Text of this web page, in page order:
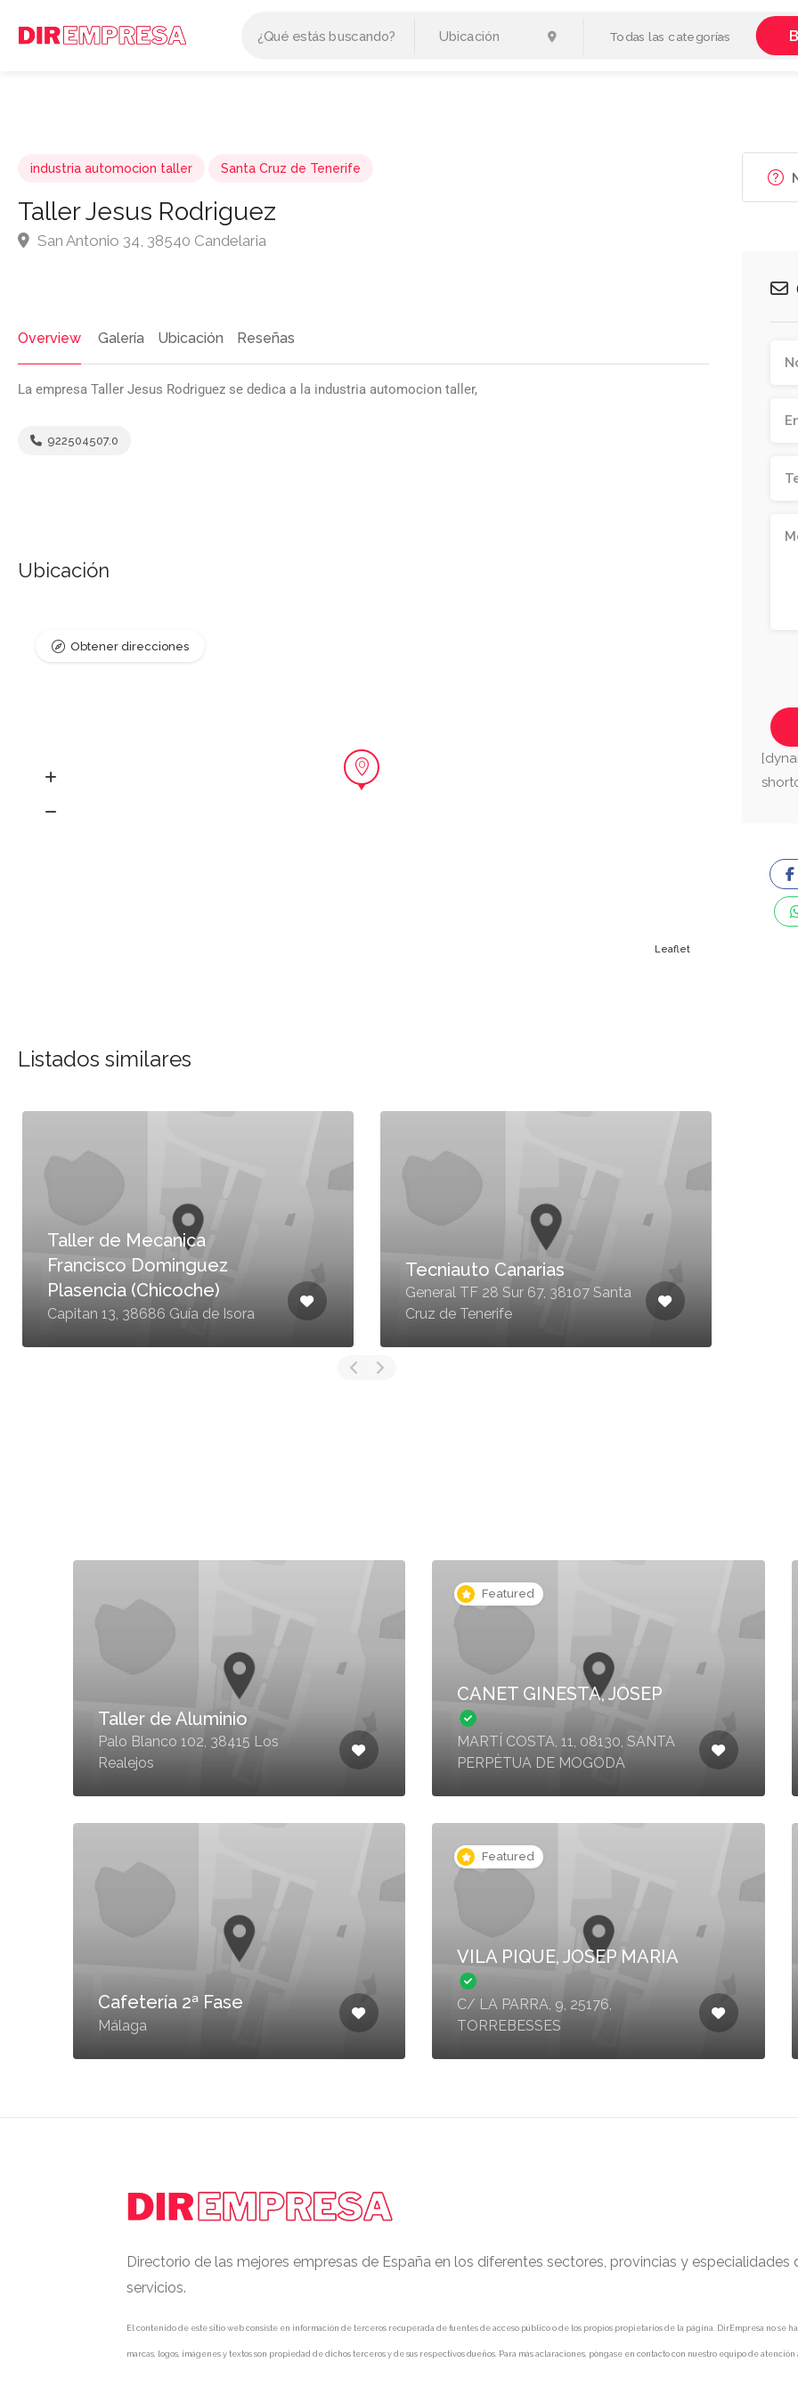
Todas las categorías
industria automocion taller Santa Cruz de Tenerife
Taller Jesus Rodriguez
San Antonio 34, 38540 Candelaria
Overview Galería Ubicación Reseñas
La empresa Taller Jesus Rodriguez se dedica a la industria automocion taller,
922504507.0
Ubicación
Leaflet
Obtener direcciones
Listados similares
Taller de Mecanica
Francisco Dominguez
Plasencia (Chicoche)
Capitan 13, 38686 Guía de Isora
Tecniauto Canarias
General TF 28 Sur 67, 38107 Santa
Cruz de Tenerife
Taller de Aluminio
Palo Blanco 102, 38415 Los
Realejos
Featured
CANET GINESTA, JOSEP
MARTÍ COSTA, 11, 08130, SANTA
PERPÈTUA DE MOGODA
Cafetería 2ª Fase
Málaga
Featured
VILA PIQUE, JOSEP MARIA
C/ LA PARRA, 9, 25176,
TORREBESSES
Directorio de las mejores empresas de España en los diferentes sectores, provincias y
servicios.
El contenido de este sitio web consiste en información de terceros recuperada de fuentes de acceso público o de los propios propietarios de la página. DirEmpresa no se
marcas, logos, imágenes y textos son propiedad de dichos terceros y de sus respectivos dueños. Para más aclaraciones, póngase en contacto con nuestro equipo de